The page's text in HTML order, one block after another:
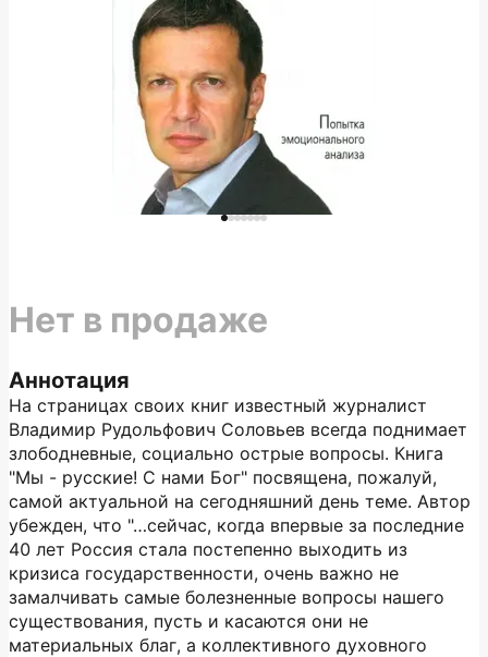
Аннотация
На страницах своих книг известный журналист
Владимир Рудольфович Соловьев всегда поднимает
злободневные, социально острые вопросы. Книга
"Мы - русские! С нами Бог" посвящена, пожалуй,
самой актуальной на сегодняшний день теме. Автор
убежден, что "…сейчас, когда впервые за последние
40 лет Россия стала постепенно выходить из
кризиса государственности, очень важно не
замалчивать самые болезненные вопросы нашего
существования, пусть и касаются они не
материальных благ, а коллективного духовного
Нет в продаже